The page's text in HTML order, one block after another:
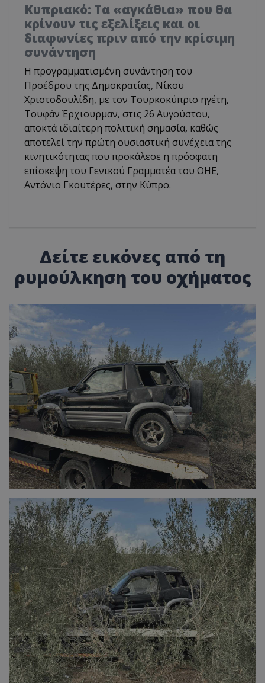
Κυπριακό: Τα «αγκάθια» που θα
κρίνουν τις εξελίξεις και οι
διαφωνίες πριν από την κρίσιμη
συνάντηση
Η προγραμματισμένη συνάντηση του
Προέδρου της Δημοκρατίας, Νίκου
Χριστοδουλίδη, με τον Τουρκοκύπριο ηγέτη,
Τουφάν Έρχιουρμαν, στις 26 Αυγούστου,
αποκτά ιδιαίτερη πολιτική σημασία, καθώς
αποτελεί την πρώτη ουσιαστική συνέχεια της
κινητικότητας που προκάλεσε η πρόσφατη
επίσκεψη του Γενικού Γραμματέα του ΟΗΕ,
Αντόνιο Γκουτέρες, στην Κύπρο.
Δείτε εικόνες από τη
ρυμούλκηση του οχήματος